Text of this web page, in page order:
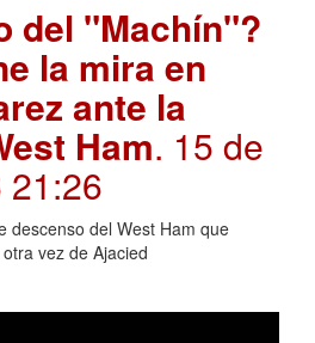
del "Machín"?
la mira en
ante la
Ham. 15 de
21:26
descenso del West Ham que
vez de Ajacied